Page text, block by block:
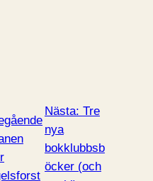
Nästa: Tre
nya
bokklubbsb
öcker (och